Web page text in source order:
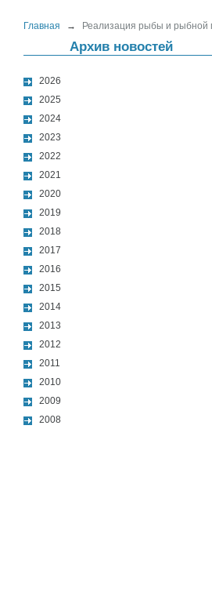
Главная → Реализация рыбы и рыбной
Архив новостей
2026
2025
2024
2023
2022
2021
2020
2019
2018
2017
2016
2015
2014
2013
2012
2011
2010
2009
2008